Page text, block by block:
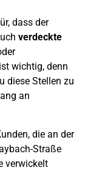
dass der
verdeckte
wichtig, denn
diese Stellen zu
an
die an der
Straße
verwickelt